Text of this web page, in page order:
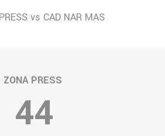
vs CAD NAR MAS
ZONA PRESS
44